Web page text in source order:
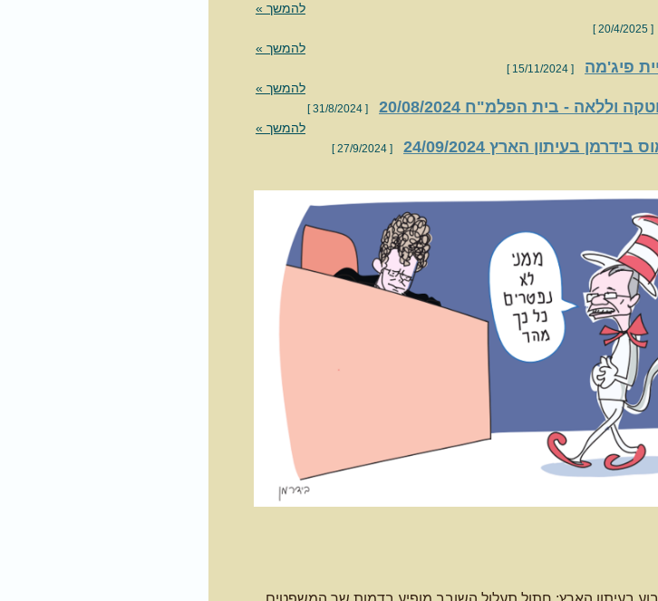
להמשך »
[ 20/4/2025 ]
להמשך »
פיג'מה [ 15/11/2024 ]
להמשך »
[ 31/8/2024 ]
להמשך »
בעיתון הארץ 24/09/2024 [ 27/9/2024 ]